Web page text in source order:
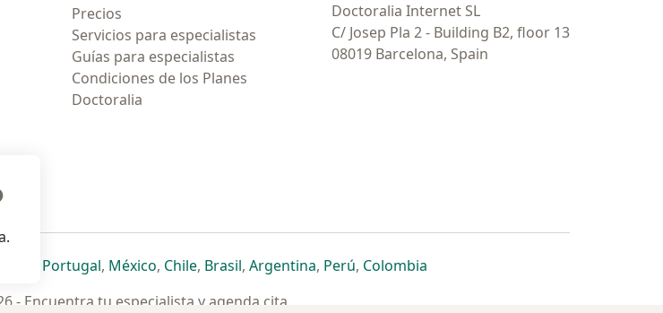
Precios
Servicios para especialistas
Guías para especialistas
Condiciones de los Planes
Doctoralia
Doctoralia Internet SL
C/ Josep Pla 2 - Building B2, floor 13
08019 Barcelona, Spain
pestaña
abre en una nueva pestaña
se abre en una nueva pestaña
Portugalse abre en una nueva pestaña
, Méxicose abre en una nueva pestaña
, Chilese abre en una nueva pestaña
, Brasilse abre en una nueva pestaña
, Argentinase abre en una nueva pestaña
, Perúse abre en una nueva pestaña
, Colombiase abre en una nueva pestaña
- Encuentra tu especialista y agenda cita